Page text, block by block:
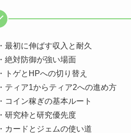
・最初に伸ばす収入と耐久
・絶対防御が強い場面
・トゲとHPへの切り替え
・ティア1からティア2への進め方
・コイン稼ぎの基本ルート
・研究枠と研究優先度
・カードとジェムの使い道